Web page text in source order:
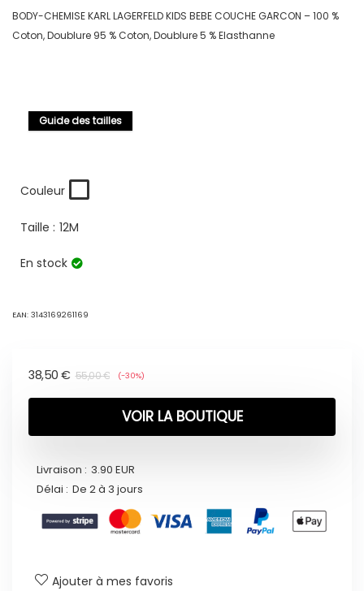
BODY-CHEMISE KARL LAGERFELD KIDS BEBE COUCHE GARCON – 100 %
Coton, Doublure 95 % Coton, Doublure 5 % Elasthanne
Guide des tailles
Couleur
Taille : 12M
En stock
EAN: 3143169261169
55,00€
38,50 € (-30%)
VOIR LA BOUTIQUE
Livraison : 3.90 EUR
Délai : De 2 à 3 jours
Ajouter à mes favoris